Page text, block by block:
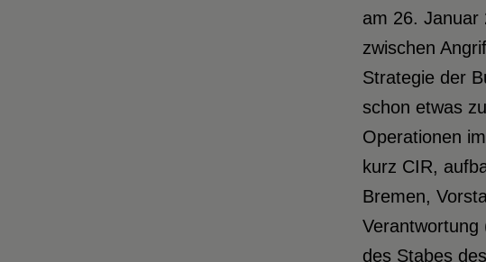
am 26. Januar
zwischen
Strategie der
schon etwas
Operationen
kurz CIR,
Bremen,
des Stabes